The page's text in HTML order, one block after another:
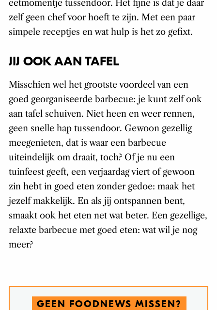
eetmomentje tussendoor. Het fijne is dat je daar
zelf geen chef voor hoeft te zijn. Met een paar
simpele receptjes en wat hulp is het zo gefixt.
JIJ OOK AAN TAFEL
Misschien wel het grootste voordeel van een
goed georganiseerde barbecue: je kunt zelf ook
aan tafel schuiven. Niet heen en weer rennen,
geen snelle hap tussendoor. Gewoon gezellig
meegenieten, dat is waar een barbecue
uiteindelijk om draait, toch? Of je nu een
tuinfeest geeft, een verjaardag viert of gewoon
zin hebt in goed eten zonder gedoe: maak het
jezelf makkelijk. En als jij ontspannen bent,
smaakt ook het eten net wat beter. Een gezellige,
relaxte barbecue met goed eten: wat wil je nog
meer?
GEEN FOODNEWS MISSEN?